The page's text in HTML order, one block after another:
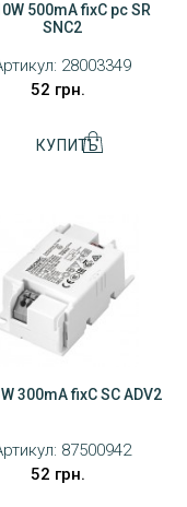
500mA fixC pc SR
SNC2
28003349
52 грн.
300mA fixC SC ADV2
87500942
52 грн.